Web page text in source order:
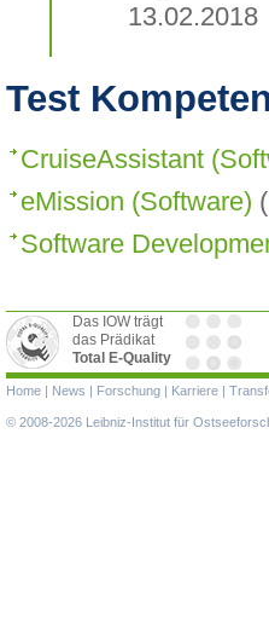
13.02.2018
Test
CruiseAssistant
eMission (Software)
Software
Das IOW trägt
das Prädikat
Total E-Quality
Navigation
überspringen
Home | News | Forschung | Karriere |
© 2008-2026 Leibniz-Institut für